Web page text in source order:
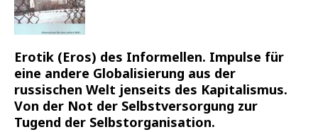
Erotik (Eros) des Informellen. Impulse für
eine andere Globalisierung aus der
russischen Welt jenseits des Kapitalismus.
Von der Not der Selbstversorgung zur
Tugend der Selbstorganisation.